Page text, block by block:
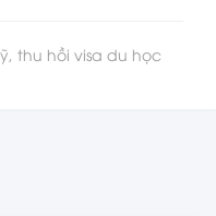
thu hồi visa du học